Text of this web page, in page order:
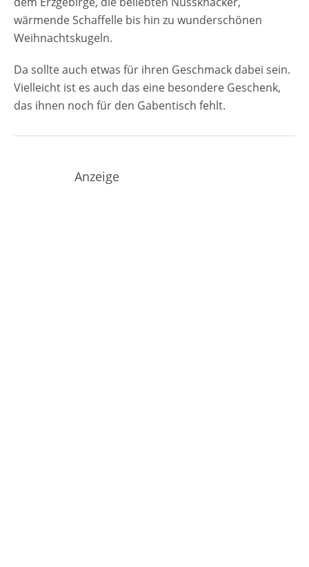
wärmende Schaffelle bis hin zu wunderschönen
Weihnachtskugeln.
Da sollte auch etwas für ihren Geschmack dabei sein.
Vielleicht ist es auch das eine besondere Geschenk,
das ihnen noch für den Gabentisch fehlt.
Anzeige